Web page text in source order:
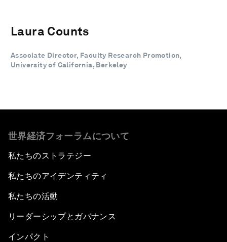
Laura Counts
Associate Director, Faculty Research Promotion,
University of California, Berkeley
世界経済フォーラムについて
私たちのストラテジー
私たちのアイデンティティ
私たちの活動
リーダーシップとガバナンス
インパクト